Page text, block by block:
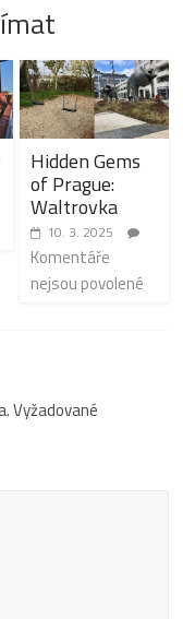
Hidden Gems
of Prague:
Waltrovka
10. 3. 2025
Komentáře
nejsou povolené
Vyžadované